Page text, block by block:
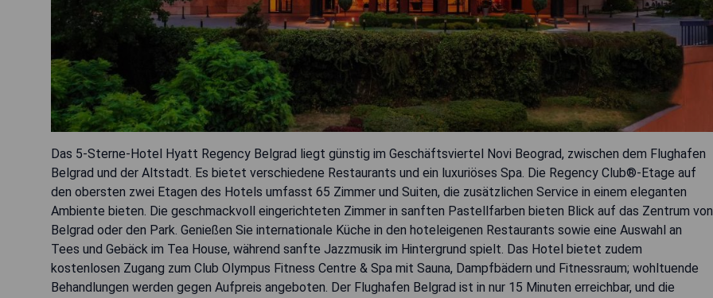
Das 5-Sterne-Hotel Hyatt Regency Belgrad liegt günstig im Geschäftsviertel Novi Beograd, zwischen dem Flughafen
Belgrad und der Altstadt. Es bietet verschiedene Restaurants und ein luxuriöses Spa. Die Regency Club®-Etage auf
den obersten zwei Etagen des Hotels umfasst 65 Zimmer und Suiten, die zusätzlichen Service in einem eleganten
Ambiente bieten. Die geschmackvoll eingerichteten Zimmer in sanften Pastellfarben bieten Blick auf das Zentrum von
Belgrad oder den Park. Genießen Sie internationale Küche in den hoteleigenen Restaurants sowie eine Auswahl an
Tees und Gebäck im Tea House, während sanfte Jazzmusik im Hintergrund spielt. Das Hotel bietet zudem
kostenlosen Zugang zum Club Olympus Fitness Centre & Spa mit Sauna, Dampfbädern und Fitnessraum; wohltuende
Behandlungen werden gegen Aufpreis angeboten. Der Flughafen Belgrad ist in nur 15 Minuten erreichbar, und die